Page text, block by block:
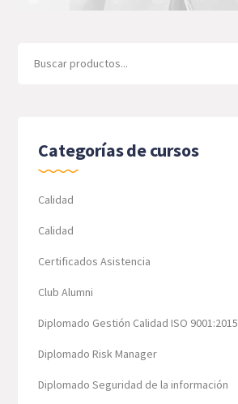
Categorías de cursos
Calidad
Calidad
Certificados Asistencia
Club Alumni
Diplomado Gestión Calidad ISO 9001:2015
Diplomado Risk Manager
Diplomado Seguridad de la información